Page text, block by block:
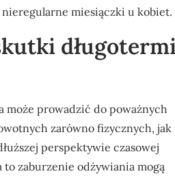
miesiączki u kobiet.
może prowadzić do poważnych
zarówno fizycznych, jak
perspektywie czasowej
to zaburzenie odżywiania mogą